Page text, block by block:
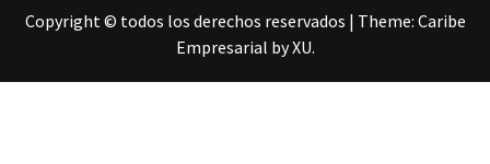
Copyright © todos los derechos reservados | Theme: Caribe
Empresarial byXU.